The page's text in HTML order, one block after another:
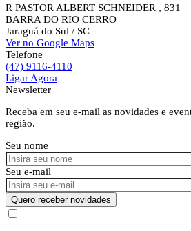
R PASTOR ALBERT SCHNEIDER , 831
BARRA DO RIO CERRO
Jaraguá do Sul / SC
Ver no Google Maps
Telefone
(47) 9116-4110
Ligar Agora
Newsletter
Receba em seu e-mail as novidades e
região.
Seu nome
Seu e-mail
Quero receber novidades